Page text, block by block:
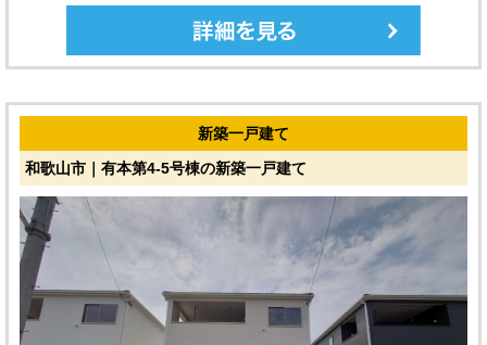
新築一戸建て
和歌山市｜有本第4-5号棟の新築一戸建て